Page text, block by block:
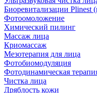
Биоревитализации Plinest
Фотоомоложение
Химический пилинг
Массаж лица
Криомассаж
Мезотерапия для лица
Фотобиомодуляция
Фотодинамическая
Чистка лица
Дряблость кожи